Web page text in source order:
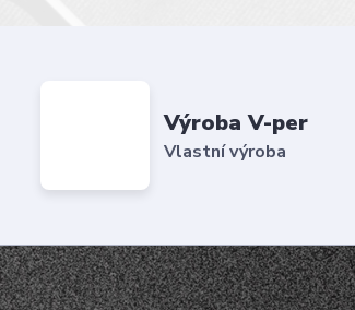
Výroba V-per
Vlastní výroba